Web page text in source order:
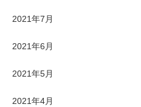
2021年7月
2021年6月
2021年5月
2021年4月